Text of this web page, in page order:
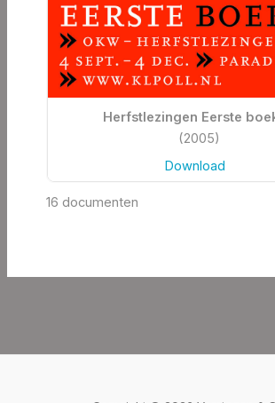
Herfstlezingen Eerste
(2005)
Download
16 documenten